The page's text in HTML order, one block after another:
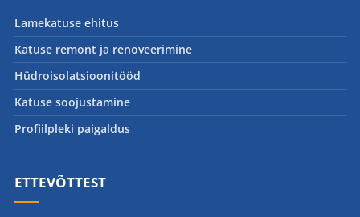
Lamekatuse ehitus
Katuse remont ja renoveerimine
Hüdroisolatsioonitööd
Katuse soojustamine
Profiilpleki paigaldus
ETTEVÕTTEST